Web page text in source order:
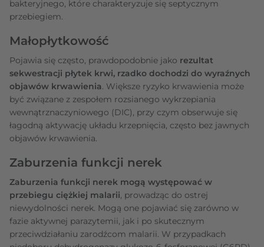
bakteryjnego, które charakteryzuje się septycznym
przebiegiem.
Małopłytkowość
Pojawia się często, prawdopodobnie jako rezultat
sekwestracji płytek krwi, rzadko dochodzi do wyraźnych
objawów krwawienia. Większe ryzyko krwawienia może
być związane z zespołem rozsianego wykrzepiania
wewnątrznaczyniowego (DIC), przy czym obserwuje się
łagodną aktywację układu krzepnięcia, często bez jawnych
objawów krwawienia.
Zaburzenia funkcji nerek
Zaburzenia funkcji nerek mogą występować w
przebiegu ciężkiej malarii, prowadząc do ostrej
niewydolności nerek. Mogą one pojawiać się zarówno w
fazie aktywnej parazytemii, jak i po skutecznym
przeciwdziałaniu zarodźcom malarii. W przypadkach